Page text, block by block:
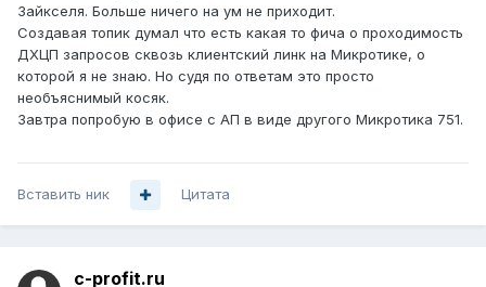
Зайкселя. Больше ничего на ум не приходит.
Создавая топик думал что есть какая то фича о проходимость
ДХЦП запросов сквозь клиентский линк на Микротике, о
которой я не знаю. Но судя по ответам это просто
необъяснимый косяк.
Завтра попробую в офисе с АП в виде другого Микротика 751.
Вставить ник Цитата
c-profit.ru